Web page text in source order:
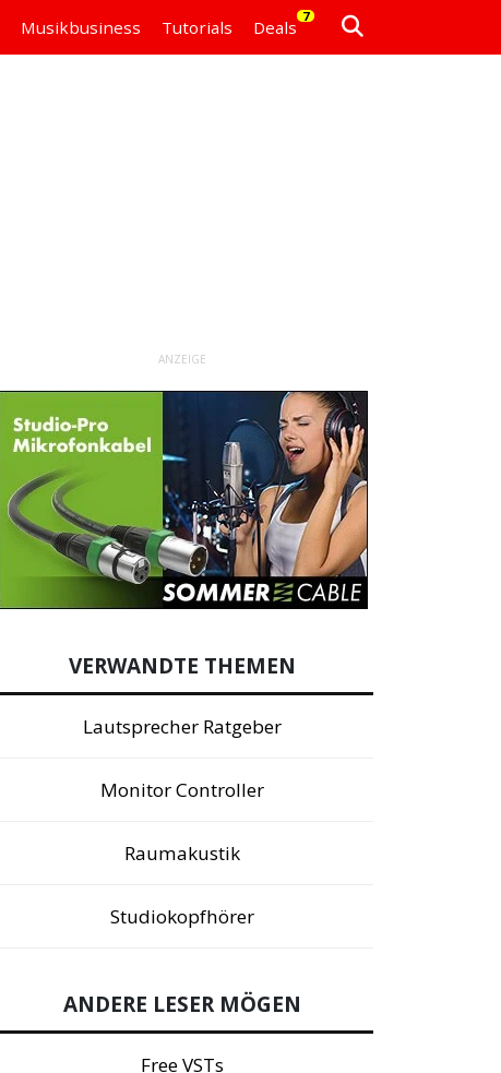
Musikbusiness Tutorials Deals
7
ANZEIGE
VERWANDTE THEMEN
Lautsprecher Ratgeber
Monitor Controller
Raumakustik
Studiokopfhörer
ANDERE LESER MÖGEN
Free VSTs